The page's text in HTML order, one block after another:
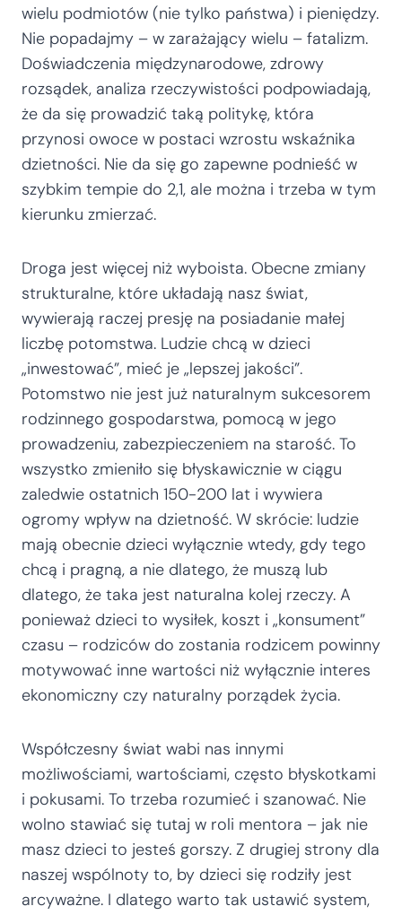
wielu podmiotów (nie tylko państwa) i pieniędzy.
Nie popadajmy – w zarażający wielu – fatalizm.
Doświadczenia międzynarodowe, zdrowy
rozsądek, analiza rzeczywistości podpowiadają,
że da się prowadzić taką politykę, która
przynosi owoce w postaci wzrostu wskaźnika
dzietności. Nie da się go zapewne podnieść w
szybkim tempie do 2,1, ale można i trzeba w tym
kierunku zmierzać.
Droga jest więcej niż wyboista. Obecne zmiany
strukturalne, które układają nasz świat,
wywierają raczej presję na posiadanie małej
liczbę potomstwa. Ludzie chcą w dzieci
„inwestować”, mieć je „lepszej jakości”.
Potomstwo nie jest już naturalnym sukcesorem
rodzinnego gospodarstwa, pomocą w jego
prowadzeniu, zabezpieczeniem na starość. To
wszystko zmieniło się błyskawicznie w ciągu
zaledwie ostatnich 150-200 lat i wywiera
ogromy wpływ na dzietność. W skrócie: ludzie
mają obecnie dzieci wyłącznie wtedy, gdy tego
chcą i pragną, a nie dlatego, że muszą lub
dlatego, że taka jest naturalna kolej rzeczy. A
ponieważ dzieci to wysiłek, koszt i „konsument”
czasu – rodziców do zostania rodzicem powinny
motywować inne wartości niż wyłącznie interes
ekonomiczny czy naturalny porządek życia.
Współczesny świat wabi nas innymi
możliwościami, wartościami, często błyskotkami
i pokusami. To trzeba rozumieć i szanować. Nie
wolno stawiać się tutaj w roli mentora – jak nie
masz dzieci to jesteś gorszy. Z drugiej strony dla
naszej wspólnoty to, by dzieci się rodziły jest
arcyważne. I dlatego warto tak ustawić system,